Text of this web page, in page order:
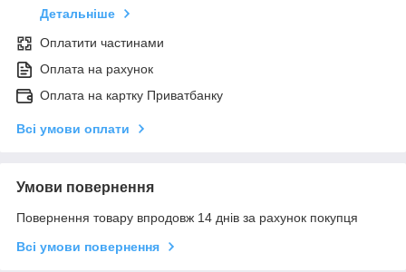
Детальніше
Оплатити частинами
Оплата на рахунок
Оплата на картку Приватбанку
Всі умови оплати
Умови повернення
Повернення товару впродовж 14 днів за рахунок покупця
Всі умови повернення